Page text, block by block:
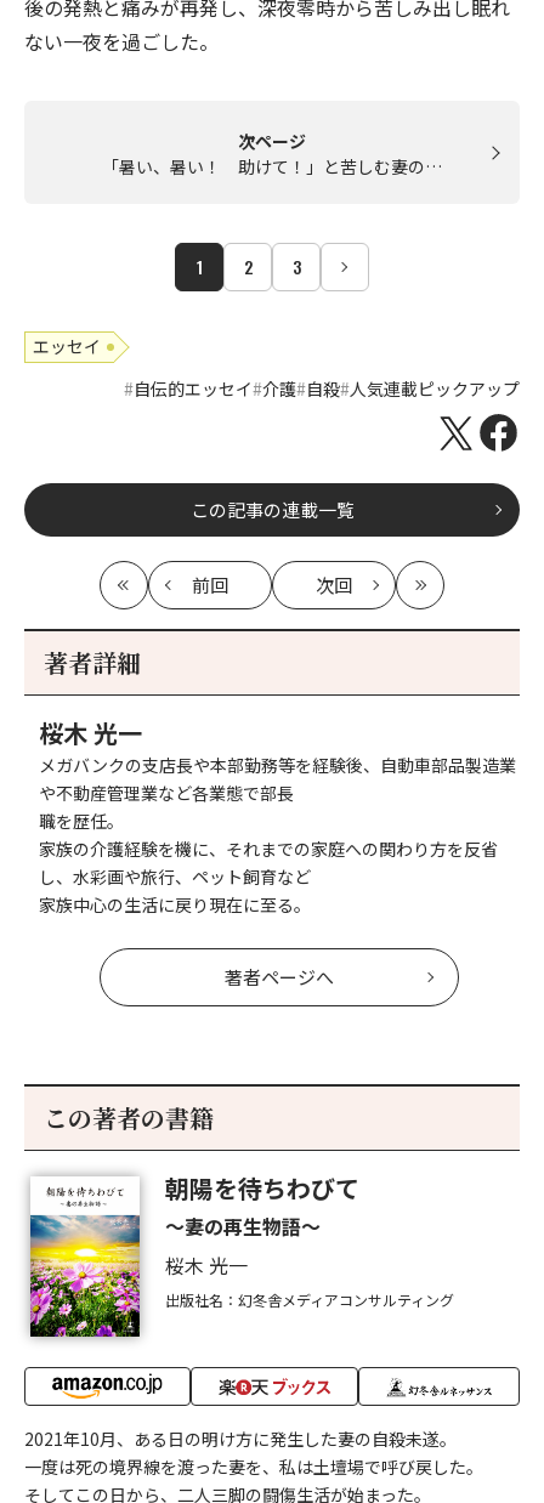
後の発熱と痛みが再発し、深夜零時から苦しみ出し眠れ
ない一夜を過ごした。
次ページ
「暑い、暑い！ 助けて！」と苦しむ妻の…
1 2 3
エッセイ
自伝的エッセイ 介護 自殺 人気連載ピックアップ
この記事の連載一覧
最
初
前回
記
次回
記
最
新
著者詳細
桜木 光一
メガバンクの支店長や本部勤務等を経験後、自動車部品製造業
や不動産管理業など各業態で部長
職を歴任。
家族の介護経験を機に、それまでの家庭への関わり方を反省
し、水彩画や旅行、ペット飼育など
家族中心の生活に戻り現在に至る。
著者ページへ
この著者の書籍
朝陽を待ちわびて
～妻の再生物語～
桜木 光一
出版社名：幻冬舎メディアコンサルティング
2021年10月、ある日の明け方に発生した妻の自殺未遂。
一度は死の境界線を渡った妻を、私は土壇場で呼び戻した。
そしてこの日から、二人三脚の闘傷生活が始まった。